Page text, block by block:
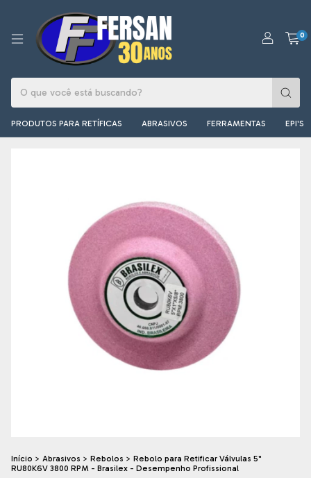
0
PRODUTOS PARA RETÍFICAS ABRASIVOS FERRAMENTAS EPI'S
Início > Abrasivos > Rebolos > Rebolo para Retificar Válvulas 5"
RU80K6V 3800 RPM - Brasilex - Desempenho Profissional